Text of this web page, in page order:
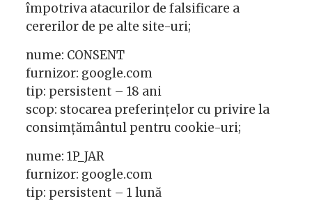
împotriva atacurilor de falsificare a
cererilor de pe alte site-uri;
nume: CONSENT
furnizor: google.com
tip: persistent – 18 ani
scop: stocarea preferințelor cu privire la
consimțământul pentru cookie-uri;
nume: 1P_JAR
furnizor: google.com
tip: persistent – 1 lună